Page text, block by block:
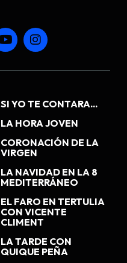
SI YO TE CONTARA...
LA HORA JOVEN
CORONACIÓN DE LA
VIRGEN
LA NAVIDAD EN LA 8
MEDITERRÁNEO
EL FARO EN TERTULIA
CON VICENTE
CLIMENT
LA TARDE CON
QUIQUE PEÑA